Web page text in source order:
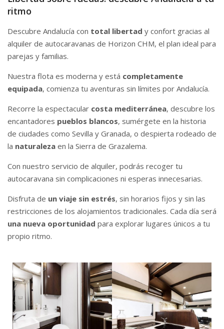
ritmo
Descubre Andalucía con total libertad y confort gracias al
alquiler de autocaravanas de Horizon CHM, el plan ideal para
parejas y familias.
Nuestra flota es moderna y está completamente
equipada, comienza tu aventuras sin límites por Andalucía.
Recorre la espectacular costa mediterránea, descubre los
encantadores pueblos blancos, sumérgete en la historia
de ciudades como Sevilla y Granada, o despierta rodeado de
la naturaleza en la Sierra de Grazalema.
Con nuestro servicio de alquiler, podrás recoger tu
autocaravana sin complicaciones ni esperas innecesarias.
Disfruta de un viaje sin estrés, sin horarios fijos y sin las
restricciones de los alojamientos tradicionales. Cada día será
una nueva oportunidad para explorar lugares únicos a tu
propio ritmo.